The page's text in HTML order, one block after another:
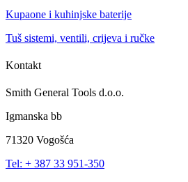
Kupaone i kuhinjske baterije
Tuš sistemi, ventili, crijeva i ručke
Kontakt
Smith General Tools d.o.o.
Igmanska bb
71320 Vogošća
Tel: + 387 33 951-350